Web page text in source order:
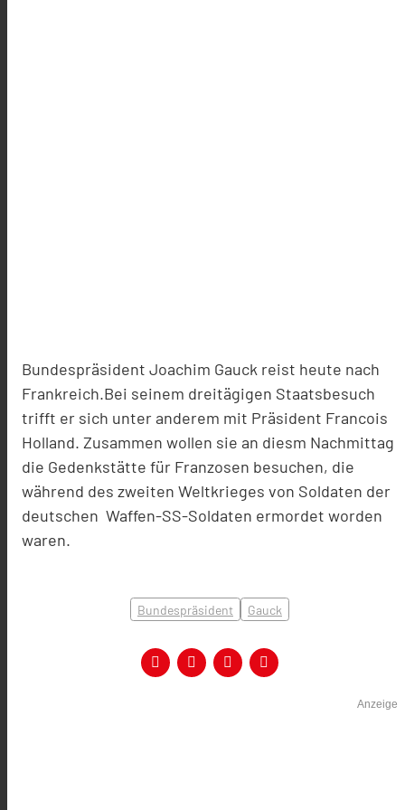
Bundespräsident Joachim Gauck reist heute nach
Frankreich.Bei seinem dreitägigen Staatsbesuch
trifft er sich unter anderem mit Präsident Francois
Holland. Zusammen wollen sie an diesm Nachmittag
die Gedenkstätte für Franzosen besuchen, die
während des zweiten Weltkrieges von Soldaten der
deutschen Waffen-SS-Soldaten ermordet worden
waren.
Bundespräsident Gauck
Anzeige